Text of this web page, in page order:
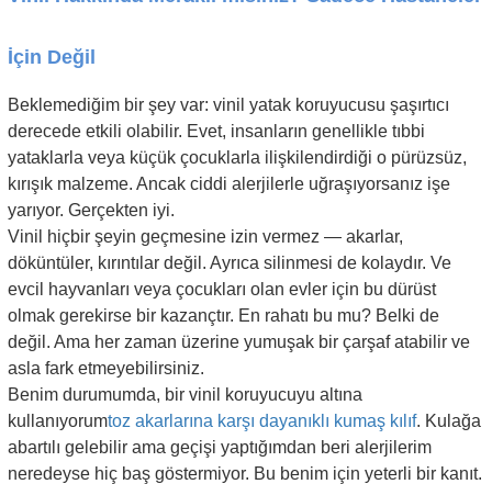
İçin Değil
Beklemediğim bir şey var: vinil yatak koruyucusu şaşırtıcı
derecede etkili olabilir. Evet, insanların genellikle tıbbi
yataklarla veya küçük çocuklarla ilişkilendirdiği o pürüzsüz,
kırışık malzeme. Ancak ciddi alerjilerle uğraşıyorsanız işe
yarıyor. Gerçekten iyi.
Vinil hiçbir şeyin geçmesine izin vermez — akarlar,
döküntüler, kırıntılar değil. Ayrıca silinmesi de kolaydır. Ve
evcil hayvanları veya çocukları olan evler için bu dürüst
olmak gerekirse bir kazançtır. En rahatı bu mu? Belki de
değil. Ama her zaman üzerine yumuşak bir çarşaf atabilir ve
asla fark etmeyebilirsiniz.
Benim durumumda, bir vinil koruyucuyu altına
kullanıyorumtoz akarlarına karşı dayanıklı kumaş kılıf. Kulağa
abartılı gelebilir ama geçişi yaptığımdan beri alerjilerim
neredeyse hiç baş göstermiyor. Bu benim için yeterli bir kanıt.